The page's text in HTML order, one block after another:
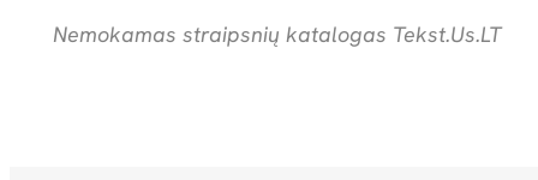
Nemokamas straipsnių katalogas Tekst.Us.LT